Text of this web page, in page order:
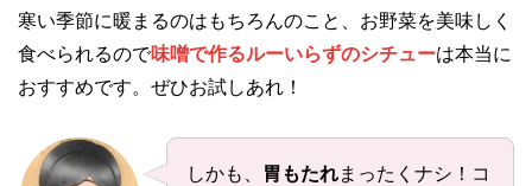
寒い季節に暖まるのはもちろんのこと、お野菜を美味しく
食べられるので味噌で作るルーいらずのシチューは本当に
おすすめです。ぜひお試しあれ！
しかも、 胃もたれまったくナシ！コ